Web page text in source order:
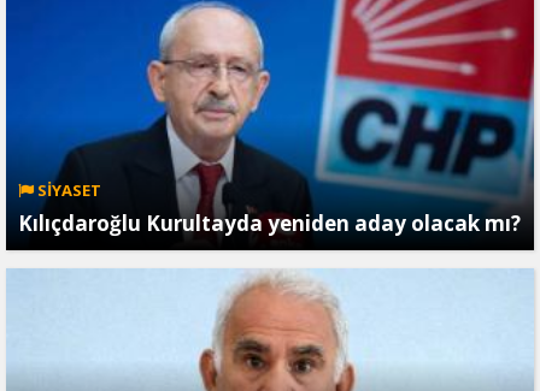
SİYASET
Kılıçdaroğlu Kurultayda yeniden aday olacak mı?